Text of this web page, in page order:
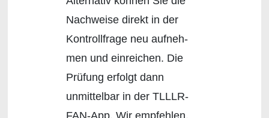
Nachweise direkt in der
Kontrollfrage neu aufneh-
men und einreichen. Die
Prüfung erfolgt dann
unmittelbar in der TLLLR-